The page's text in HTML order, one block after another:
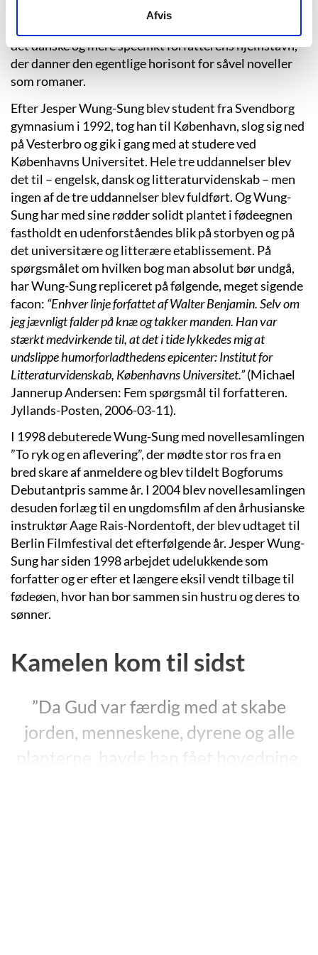
Afvis
stiftede familie. Men trods forfatterens
det danske og mere specifikt forfatterens hjemstavn,
der danner den egentlige horisont for såvel noveller
som romaner.
Efter Jesper Wung-Sung blev student fra Svendborg
gymnasium i 1992, tog han til København, slog sig ned
på Vesterbro og gik i gang med at studere ved
Københavns Universitet. Hele tre uddannelser blev
det til – engelsk, dansk og litteraturvidenskab – men
ingen af de tre uddannelser blev fuldført. Og Wung-
Sung har med sine rødder solidt plantet i fødeegnen
fastholdt en udenforståendes blik på storbyen og på
det universitære og litterære etablissement. På
spørgsmålet om hvilken bog man absolut bør undgå,
har Wung-Sung repliceret på følgende, meget sigende
facon: “Enhver linjeforfattet af Walter Benjamin. Selv om
jeg jævnligt falder på knæ og takker manden. Han var
stærkt medvirkende til, at det i tide lykkedes mig at
undslippe humorforladthedensepicenter: Institut for
Litteraturvidenskab, Københavns Universitet.”(Michael
Jannerup Andersen: Fem spørgsmål til forfatteren.
Jyllands-Posten, 2006-03-11).
I 1998 debuterede Wung-Sungmed novellesamlingen
”To ryk og en aflevering”, der mødte stor ros fra en
bred skare af anmeldere og blev tildelt Bogforums
Debutantpris sammeår. I 2004 blev novellesamlingen
desuden forlæg til en ungdomsfilm af den århusianske
instruktør Aage Rais-Nordentoft, der blev udtaget til
Berlin Filmfestival det efterfølgende år. Jesper Wung-
Sung har siden 1998 arbejdet udelukkende som
forfatter og er efter et længereeksil vendt tilbage til
fødeøen, hvor han bor sammen sin hustru og deres to
sønner.
Kamelen kom til sidst
”Da Gud var færdig med at skabe
jorden, menneskene, dyrene og alle
planterne, havde han fået hovedpine.